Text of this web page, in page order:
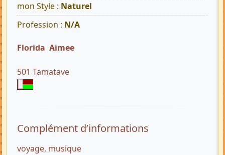
mon Style : Naturel
Profession : N/A
Florida Aimee
501 Tamatave
Complément d’informations
voyage, musique